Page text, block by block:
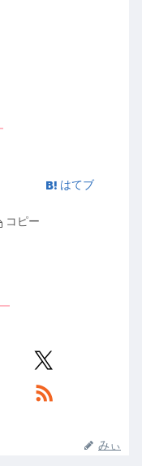
はてブ
コピー
みぃ